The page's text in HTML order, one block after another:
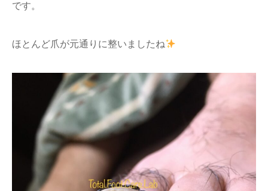
です。
ほとんど爪が元通りに整いましたね